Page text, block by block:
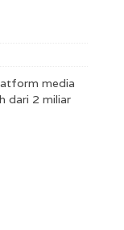
media
dari 2 miliar